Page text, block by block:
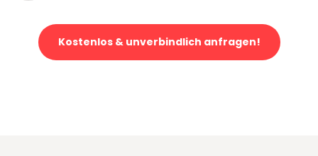
Kostenlos & unverbindlich anfragen!